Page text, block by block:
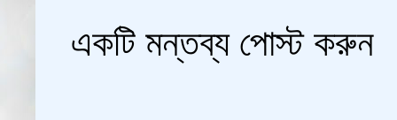
একটি মন্তব্য পোস্ট করুন